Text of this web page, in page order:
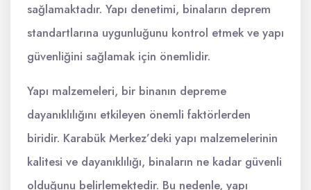
sağlamaktadır. Yapı denetimi, binaların deprem
standartlarına uygunluğunu kontrol etmek ve yapı
güvenliğini sağlamak için önemlidir.
Yapı malzemeleri, bir binanın depreme
dayanıklılığını etkileyen önemli faktörlerden
biridir. Karabük Merkez’deki yapı malzemelerinin
kalitesi ve dayanıklılığı, binaların ne kadar güvenli
olduğunu belirlemektedir. Bu nedenle, yapı